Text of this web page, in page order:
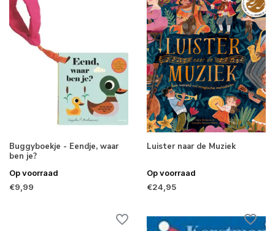
Buggyboekje - Eendje, waar
ben je?
Op voorraad
€9,99
Luister naar de Muziek
Op voorraad
€24,95